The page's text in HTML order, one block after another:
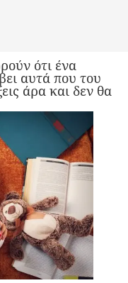
ότι ένα
αυτά που του
άρα και δεν θα